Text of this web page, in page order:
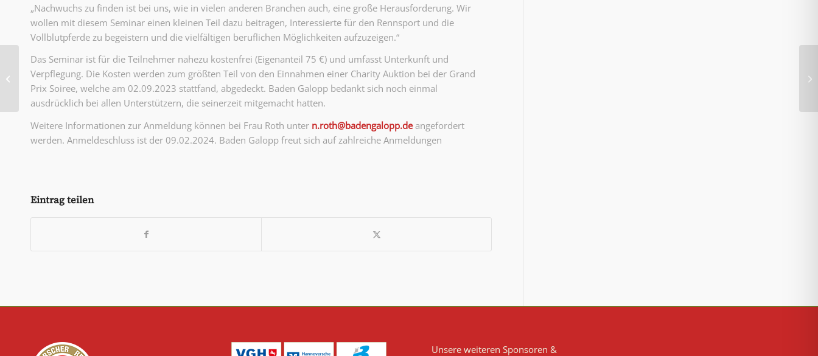
„Nachwuchs zu finden ist bei uns, wie in vielen anderen Branchen auch, eine große Herausforderung. Wir
wollen mit diesem Seminar einen kleinen Teil dazu beitragen, Interessierte für den Rennsport und die
Vollblutpferde zu begeistern und die vielfältigen beruflichen Möglichkeiten aufzuzeigen.“
Das Seminar ist für die Teilnehmer nahezu kostenfrei (Eigenanteil 75 €) und umfasst Unterkunft und
Verpflegung. Die Kosten werden zum größten Teil von den Einnahmen einer Charity Auktion bei der Grand
Prix Soiree, welche am 02.09.2023 stattfand, abgedeckt. Baden Galopp bedankt sich noch einmal
ausdrücklich bei allen Unterstützern, die seinerzeit mitgemacht hatten.
Weitere Informationen zur Anmeldung können bei Frau Roth unter n.roth@badengalopp.deangefordert
werden. Anmeldeschluss ist der 09.02.2024. Baden Galopp freut sich auf zahlreiche Anmeldungen
Eintrag teilen
Unsere weiteren Sponsoren &
Letzter Jahresstarter
von der Neuen Bult:
Someone You Loved
Vierter im